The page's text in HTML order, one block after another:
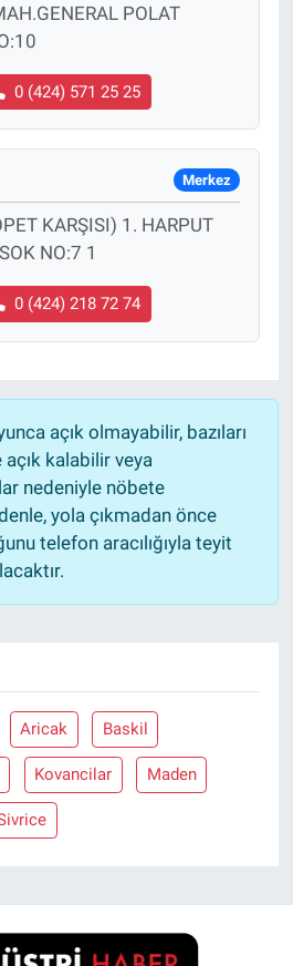
POLAT
0 (424) 571 25 25
Merkez
KARŞISI) 1. HARPUT
NO:7 1
0 (424) 218 72 74
açık olmayabilir, bazıları
kalabilir veya
nedeniyle nöbete
yola çıkmadan önce
telefon aracılığıyla teyit
Aricak Baskil
Kovancilar Maden